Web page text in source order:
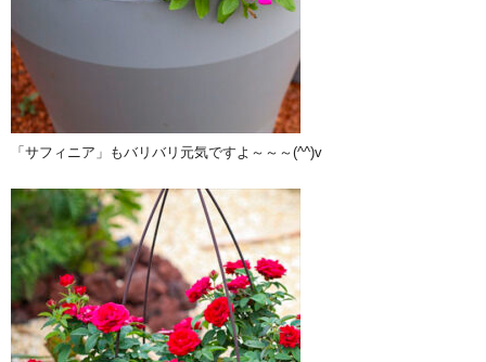
「サフィニア」もバリバリ元気ですよ～～～(^^)v